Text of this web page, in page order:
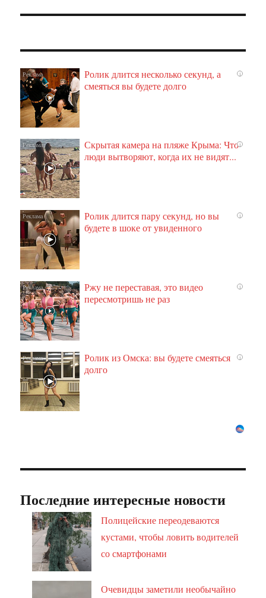
i
Ролик длится несколько секунд, а
смеяться вы будете долго
i
Скрытая камера на пляже Крыма: Что
люди вытворяют, когда их не видят...
i
Ролик длится пару секунд, но вы
будете в шоке от увиденного
i
Ржу не переставая, это видео
пересмотришь не раз
i
Ролик из Омска: вы будете смеяться
долго
Последние интересные новости
Полицейские переодеваются
кустами, чтобы ловить водителей
со смартфонами
Очевидцы заметили необычайно